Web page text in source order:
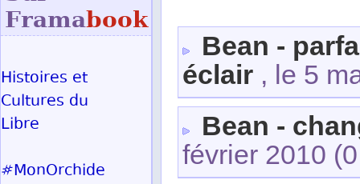
Bean -
éclair , le 5
Bean -
février 2010
Framabook
Histoires et
Cultures du
Libre
#MonOrchide